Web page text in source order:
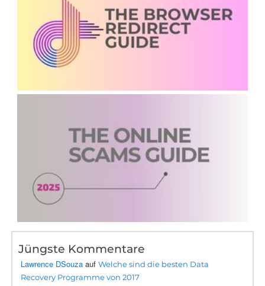
Jüngste Kommentare
Lawrence DSouza aufWelche sind die besten Data
Recovery Programme von 2017